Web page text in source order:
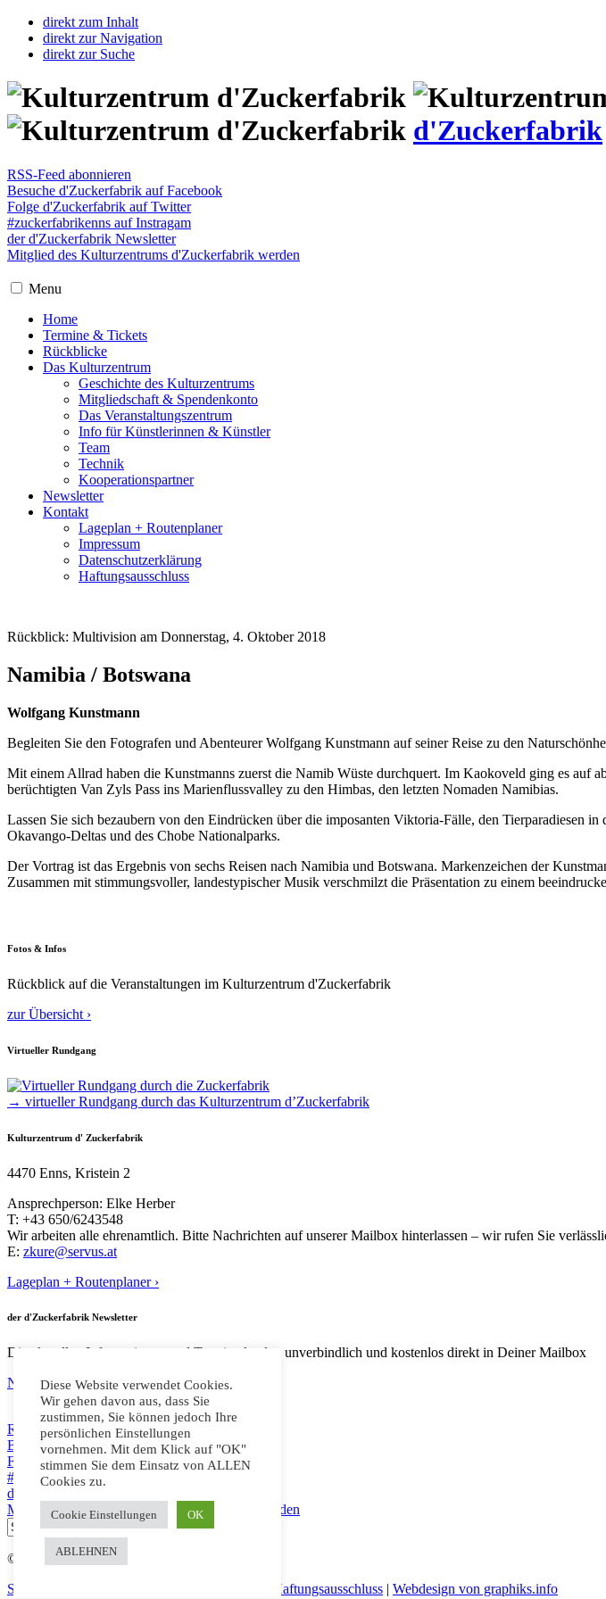
direkt zum Inhalt
direkt zur Navigation
direkt zur Suche
d'Zuckerfabrik
RSS-Feed abonnieren
Besuche d'Zuckerfabrik auf Facebook
Folge d'Zuckerfabrik auf Twitter
#zuckerfabrikenns auf Instragam
der d'Zuckerfabrik Newsletter
Mitglied des Kulturzentrums d'Zuckerfabrik werden
Menu
Home
Termine & Tickets
Rückblicke
Das Kulturzentrum
Geschichte des Kulturzentrums
Mitgliedschaft & Spendenkonto
Das Veranstaltungszentrum
Info für Künstlerinnen & Künstler
Team
Technik
Kooperationspartner
Newsletter
Kontakt
Lageplan + Routenplaner
Impressum
Datenschutzerklärung
Haftungsausschluss
Rückblick: Multivision am Donnerstag, 4. Oktober 2018
Namibia / Botswana
Wolfgang Kunstmann
Begleiten Sie den Fotografen und Abenteurer Wolfgang Kunstmann auf seiner Reise zu den
Mit einem Allrad haben die Kunstmanns zuerst die Namib Wüste durchquert. Im Kaokoveld ging es auf
berüchtigten Van Zyls Pass ins Marienflussvalley zu den Himbas, den letzten Nomaden Namibias.
Lassen Sie sich bezaubern von den Eindrücken über die imposanten Viktoria-Fälle, den Tierparadiesen
Okavango-Deltas und des Chobe Nationalparks.
Der Vortrag ist das Ergebnis von sechs Reisen nach Namibia und Botswana. Markenzeichen der
Zusammen mit stimmungsvoller, landestypischer Musik verschmilzt die Präsentation zu einem
Fotos & Infos
Rückblick auf die Veranstaltungen im Kulturzentrum d'Zuckerfabrik
zur Übersicht ›
Virtueller Rundgang
→ virtueller Rundgang durch das Kulturzentrum d’Zuckerfabrik
Kulturzentrum d' Zuckerfabrik
4470 Enns, Kristein 2
Ansprechperson: Elke Herber
T: +43 650/6243548
Wir arbeiten alle ehrenamtlich. Bitte Nachrichten auf unserer Mailbox hinterlassen – wir rufen Sie
E: zkure@servus.at
Lageplan + Routenplaner ›
der d'Zuckerfabrik Newsletter
Die aktuellen Informationen und Termine landen unverbindlich und kostenlos direkt in Deiner Mailbox
Newsletter abonnieren ›
RSS-Feed abonnieren
Besuche d'Zuckerfabrik auf Facebook
Folge d'Zuckerfabrik auf Twitter
#zuckerfabrikenns auf Instragam
der d'Zuckerfabrik Newsletter
Mitglied des Kulturzentrums d'Zuckerfabrik werden
© 2026 d'Zuckerfabrik, alle Rechte vorbehalten
Startseite
Haftungsausschluss | Webdesign von graphiks.info
Diese Website verwendet Cookies.
Wir gehen davon aus, dass Sie
zustimmen, Sie können jedoch Ihre
persönlichen Einstellungen
vornehmen. Mit dem Klick auf "OK"
stimmen Sie dem Einsatz von ALLEN
Cookies zu.
Cookie Einstellungen OK
ABLEHNEN